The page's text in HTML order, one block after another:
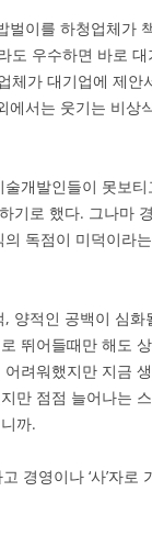
이를 하청업체가
도 우수하면 바로
체가 대기업에 제안
에서는 웃기는 비상
개발인들이 못보
기로 했다. 그나마
독점이 미덕이라
양적인 공백이 심화
뛰어들때만 해도
려워했지만 지금
만 점점 늘어나는
까.
경영이나 ‘사’자로